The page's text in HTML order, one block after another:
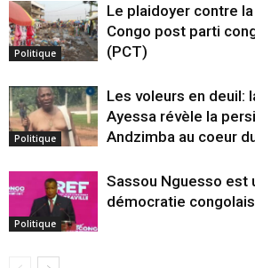
Politique
Le plaidoyer contre
Congo post parti
(PCT)
Politique
Les voleurs en deuil:
Ayessa révèle la
Andzimba au coeur
Politique
Sassou Nguesso est
démocratie